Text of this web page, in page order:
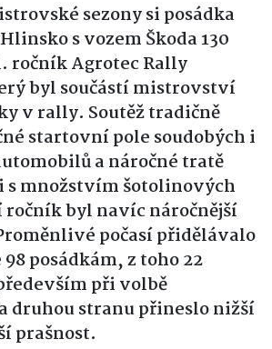
sezony si posádka
s vozem Škoda 130
ročník Agrotec Rally
byl součástí mistrovství
v rally. Soutěž tradičně
startovní pole soudobých i
a náročné tratě
množstvím šotolinových
ročník byl navíc náročnější
počasí přidělávalo
posádkám, z toho 22
při volbě
druhou stranu přineslo nižší
prašnost.